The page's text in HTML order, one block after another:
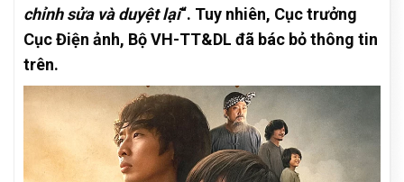
chỉnh sửa và duyệt lại“. Tuy nhiên, Cục trưởng
Cục Điện ảnh, Bộ VH-TT&DL đã bác bỏ thông tin
trên.